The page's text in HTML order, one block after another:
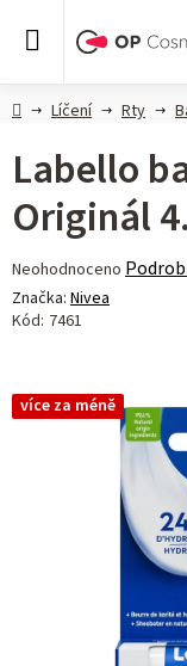
DomůLíčení Rty
Labello
Originál
Průměrné
hodnocení
produktu
z 5
hvězdiček.
Neohodnoceno
Značka: Nivea
Kód: 7461
více za méně